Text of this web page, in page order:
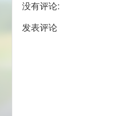
没有评论:
发表评论